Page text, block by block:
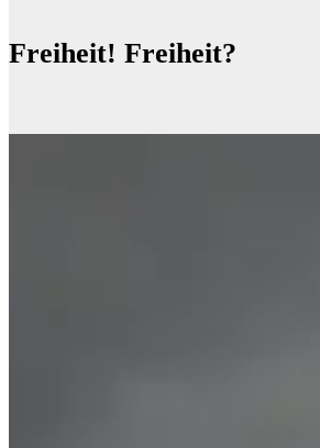
Freiheit! Freiheit?